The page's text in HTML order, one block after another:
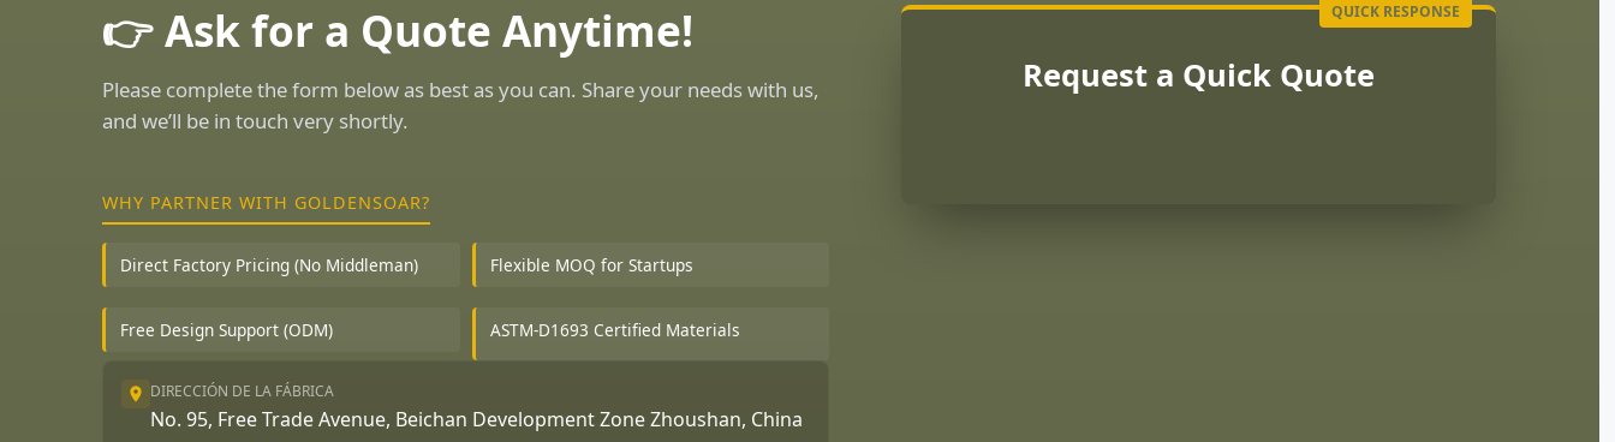
👉 Ask for a Quote Anytime!
Please complete the form below as best as you can. Share your needs with us,
and we’ll be in touch very shortly.
WHY PARTNER WITH GOLDENSOAR?
Direct Factory Pricing (No Middleman) Flexible MOQ for Startups
Free Design Support (ODM) ASTM-D1693 Certified Materials
DIRECCIÓN DE LA FÁBRICA
No. 95, Free Trade Avenue, Beichan Development Zone Zhoushan, China
Request a Quick Quote